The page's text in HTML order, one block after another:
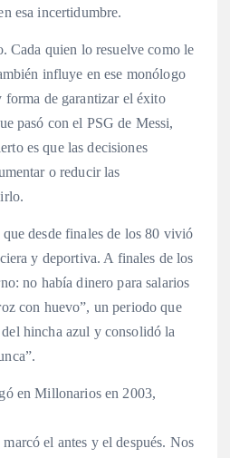
esa incertidumbre.
Cada quien lo resuelve como le
influye en ese monólogo
de garantizar el éxito
pasó con el PSG de Messi,
es que las decisiones
o reducir las
desde finales de los 80 vivió
y deportiva. A finales de los
no había dinero para salarios
con huevo”, un periodo que
hincha azul y consolidó la
en Millonarios en 2003,
el antes y el después. Nos